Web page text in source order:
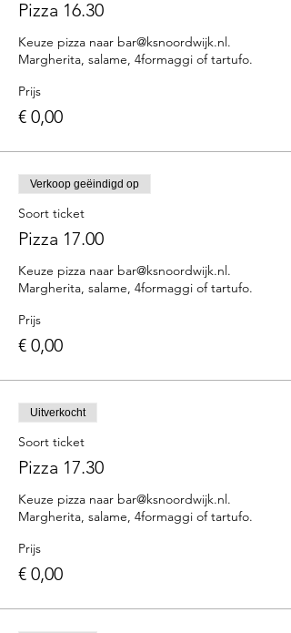
Pizza 16.30
Keuze pizza naar bar@ksnoordwijk.nl.
Margherita, salame, 4formaggi of tartufo.
Prijs
€ 0,00
Verkoop geëindigd op
Soort ticket
Pizza 17.00
Keuze pizza naar bar@ksnoordwijk.nl.
Margherita, salame, 4formaggi of tartufo.
Prijs
€ 0,00
Uitverkocht
Soort ticket
Pizza 17.30
Keuze pizza naar bar@ksnoordwijk.nl.
Margherita, salame, 4formaggi of tartufo.
Prijs
€ 0,00